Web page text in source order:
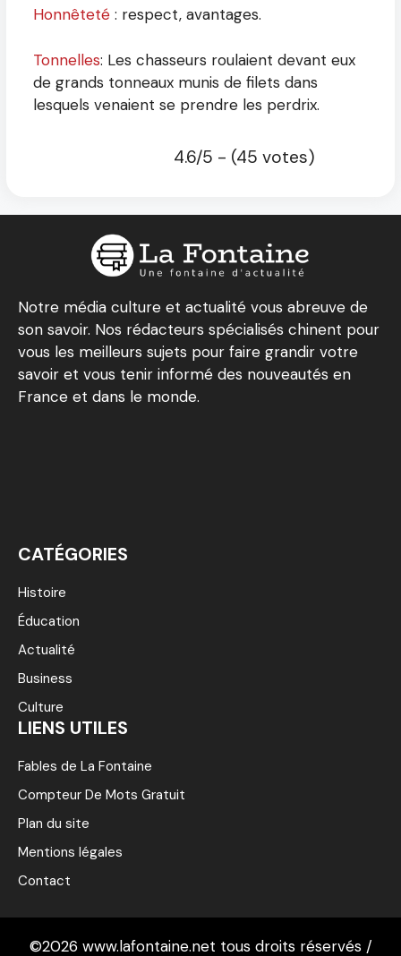
Honnêteté : respect, avantages.
Tonnelles: Les chasseurs roulaient devant eux
de grands tonneaux munis de filets dans
lesquels venaient se prendre les perdrix.
4.6/5 - (45 votes)
Notre média culture et actualité vous abreuve de
son savoir. Nos rédacteurs spécialisés chinent pour
vous les meilleurs sujets pour faire grandir votre
savoir et vous tenir informé des nouveautés en
France et dans le monde.
CATÉGORIES
Histoire
Éducation
Actualité
Business
Culture
LIENS UTILES
Fables de La Fontaine
Compteur De Mots Gratuit
Plan du site
Mentions légales
Contact
©2026 www.lafontaine.net tous droits réservés /